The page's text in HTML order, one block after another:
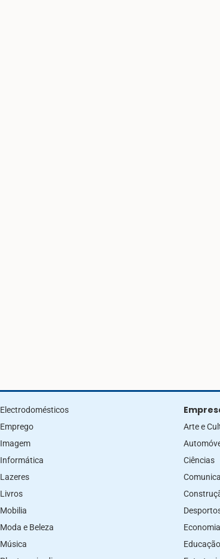
Electrodomésticos
Emprego
Imagem
Informática
Lazeres
Livros
Mobilia
Moda e Beleza
Música
Arte e
Ciências
Educação